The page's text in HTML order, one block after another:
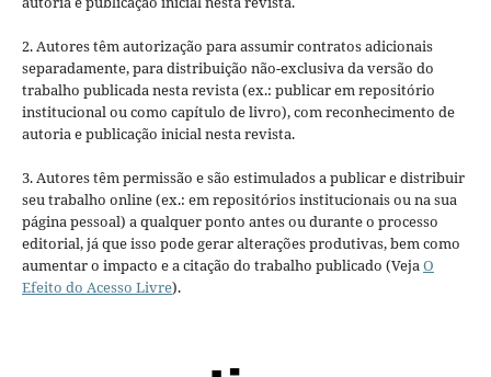
2. Autores têm autorização para assumir contratos adicionais
separadamente, para distribuição não-exclusiva da versão do
trabalho publicada nesta revista (ex.: publicar em repositório
institucional ou como capítulo de livro), com reconhecimento de
autoria e publicação inicial nesta revista.
3. Autores têm permissão e são estimulados a publicar e distribuir
seu trabalho online (ex.: em repositórios institucionais ou na sua
página pessoal) a qualquer ponto antes ou durante o processo
editorial, já que isso pode gerar alterações produtivas, bem como
aumentar o impacto e a citação do trabalho publicado (VejaO
Efeito do Acesso Livre).